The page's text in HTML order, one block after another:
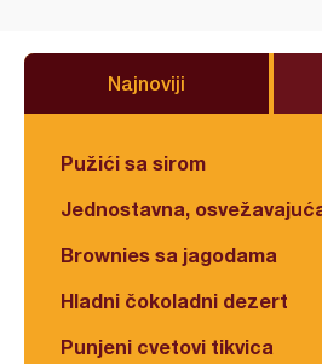
Najnoviji
Pužići sa sirom
Jednostavna,
Brownies sa jagodama
Hladni čokoladni dezert
Punjeni cvetovi tikvica